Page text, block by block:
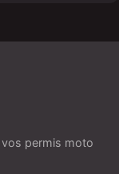
permis moto